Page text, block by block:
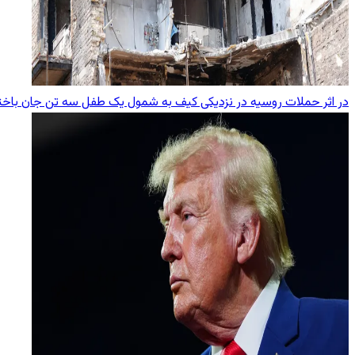
در اثر حملات روسیه در نزدیکی کیف به شمول یک طفل سه تن جان